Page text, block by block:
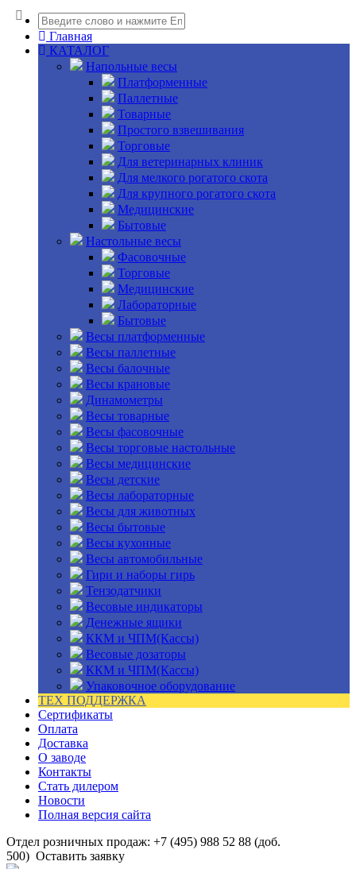
Главная
КАТАЛОГ
Напольные весы
Платформенные
Паллетные
Товарные
Простого взвешивания
Торговые
Для ветеринарных клиник
Для мелкого рогатого скота
Для крупного рогатого скота
Медицинские
Бытовые
Настольные весы
Фасовочные
Торговые
Медицинские
Лабораторные
Бытовые
Весы платформенные
Весы паллетные
Весы балочные
Весы крановые
Динамометры
Весы товарные
Весы фасовочные
Весы торговые настольные
Весы медицинские
Весы детские
Весы лабораторные
Весы для животных
Весы бытовые
Весы кухонные
Весы автомобильные
Гири и наборы гирь
Тензодатчики
Весовые индикаторы
Денежные ящики
ККМ и ЧПМ(Кассы)
Весовые дозаторы
ККМ и ЧПМ(Кассы)
Упаковочное оборудование
ТЕХ ПОДДЕРЖКА
Сертификаты
Оплата
Доставка
О заводе
Контакты
Стать дилером
Новости
Полная версия сайта
Отдел розничных продаж: +7 (495) 988 52 88 (доб.
500) Оставить заявку